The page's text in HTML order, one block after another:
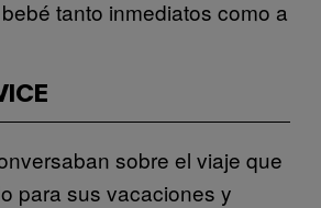
tanto inmediatos como a
sobre el viaje que
para sus vacaciones y